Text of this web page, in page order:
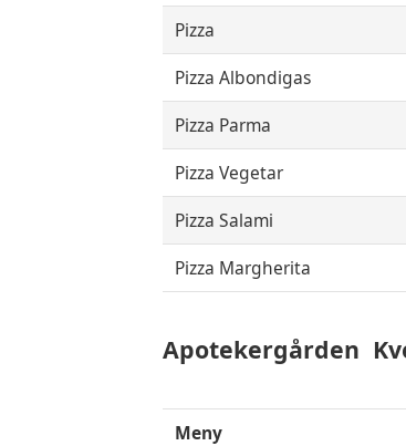
Pizza
Pizza Albondigas
Pizza Parma
Pizza Vegetar
Pizza Salami
Pizza Margherita
Apotekergården
Meny